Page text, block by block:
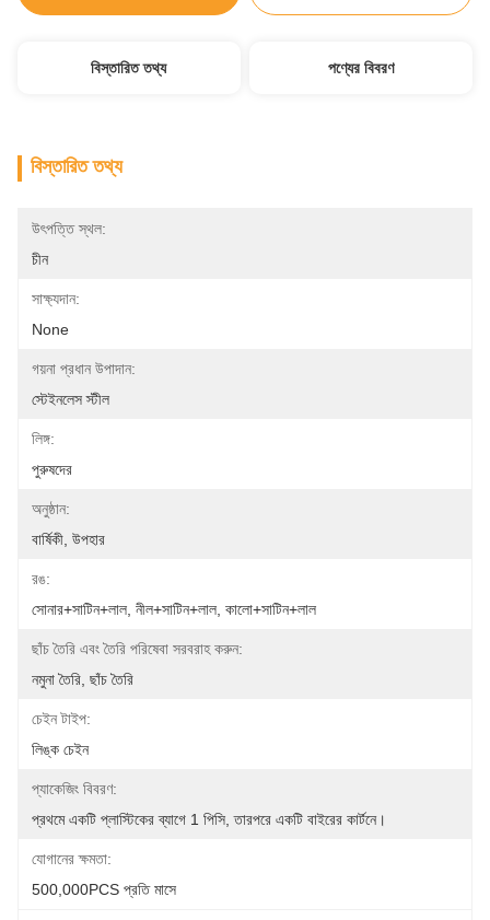
বিস্তারিত তথ্য পণ্যের বিবরণ
বিস্তারিত তথ্য
উৎপত্তি স্থল:
চীন
সাক্ষ্যদান:
None
গয়না প্রধান উপাদান:
স্টেইনলেস স্টীল
লিঙ্গ:
পুরুষদের
অনুষ্ঠান:
বার্ষিকী, উপহার
রঙ:
সোনার+সাটিন+লাল, নীল+সাটিন+লাল, কালো+সাটিন+লাল
ছাঁচ তৈরি এবং তৈরি পরিষেবা সরবরাহ করুন:
নমুনা তৈরি, ছাঁচ তৈরি
চেইন টাইপ:
লিঙ্ক চেইন
প্যাকেজিং বিবরণ:
প্রথমে একটি প্লাস্টিকের ব্যাগে 1 পিসি, তারপরে একটি বাইরের কার্টনে।
যোগানের ক্ষমতা:
500,000PCS প্রতি মাসে